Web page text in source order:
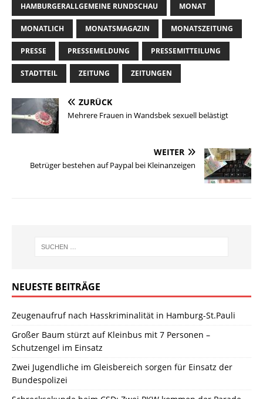
HAMBURGERALLGEMEINE RUNDSCHAU MONAT
MONATLICH MONATSMAGAZIN MONATSZEITUNG
PRESSE PRESSEMELDUNG PRESSEMITTEILUNG
STADTTEIL ZEITUNG ZEITUNGEN
ZURÜCK
Mehrere Frauen in Wandsbek sexuell belästigt
WEITER
Betrüger bestehen auf Paypal bei Kleinanzeigen
NEUESTE BEITRÄGE
Zeugenaufruf nach Hasskriminalität in Hamburg-St.Pauli
Großer Baum stürzt auf Kleinbus mit 7 Personen –
Schutzengel im Einsatz
Zwei Jugendliche im Gleisbereich sorgen für Einsatz der
Bundespolizei